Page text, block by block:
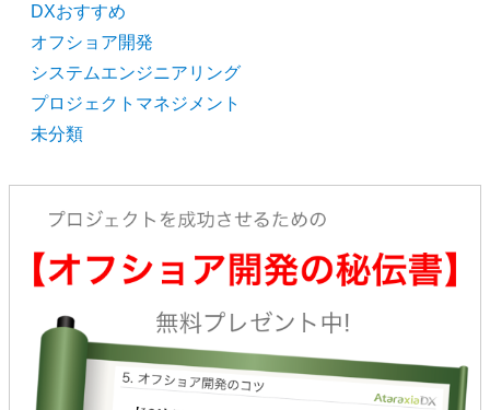
DXおすすめ
オフショア開発
システムエンジニアリング
プロジェクトマネジメント
未分類